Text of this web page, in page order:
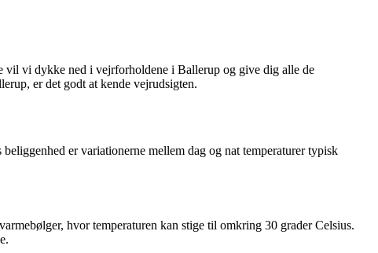
vil vi dykke ned i vejrforholdene i Ballerup og give dig alle de
er det godt at kende vejrudsigten.
er variationerne mellem dag og nat temperaturer typisk
hvor temperaturen kan stige til omkring 30 grader Celsius.